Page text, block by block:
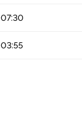
07:30
03:55